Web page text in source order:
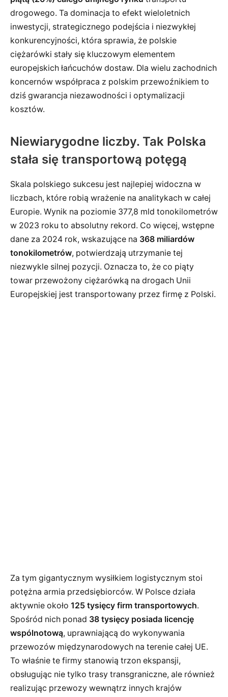
drogowego. Ta dominacja to efekt wieloletnich
inwestycji, strategicznego podejścia i niezwykłej
konkurencyjności, która sprawia, że polskie
ciężarówki stały się kluczowym elementem
europejskich łańcuchów dostaw. Dla wielu zachodnich
koncernów współpraca z polskim przewoźnikiem to
dziś gwarancja niezawodności i optymalizacji
kosztów.
Niewiarygodne liczby. Tak Polska
stała się transportową potęgą
Skala polskiego sukcesu jest najlepiej widoczna w
liczbach, które robią wrażenie na analitykach w całej
Europie. Wynik na poziomie 377,8 mld tonokilometrów
w 2023 roku to absolutny rekord. Co więcej, wstępne
dane za 2024 rok, wskazujące na 368 miliardów
tonokilometrów, potwierdzają utrzymanie tej
niezwykle silnej pozycji. Oznacza to, że co piąty
towar przewożony ciężarówką na drogach Unii
Europejskiej jest transportowany przez firmę z Polski.
Za tym gigantycznym wysiłkiem logistycznym stoi
potężna armia przedsiębiorców. W Polsce działa
aktywnie około 125 tysięcy firm transportowych.
Spośród nich ponad 38 tysięcy posiada licencję
wspólnotową, uprawniającą do wykonywania
przewozów międzynarodowych na terenie całej UE.
To właśnie te firmy stanowią trzon ekspansji,
obsługując nie tylko trasy transgraniczne, ale również
realizując przewozy wewnątrz innych krajów